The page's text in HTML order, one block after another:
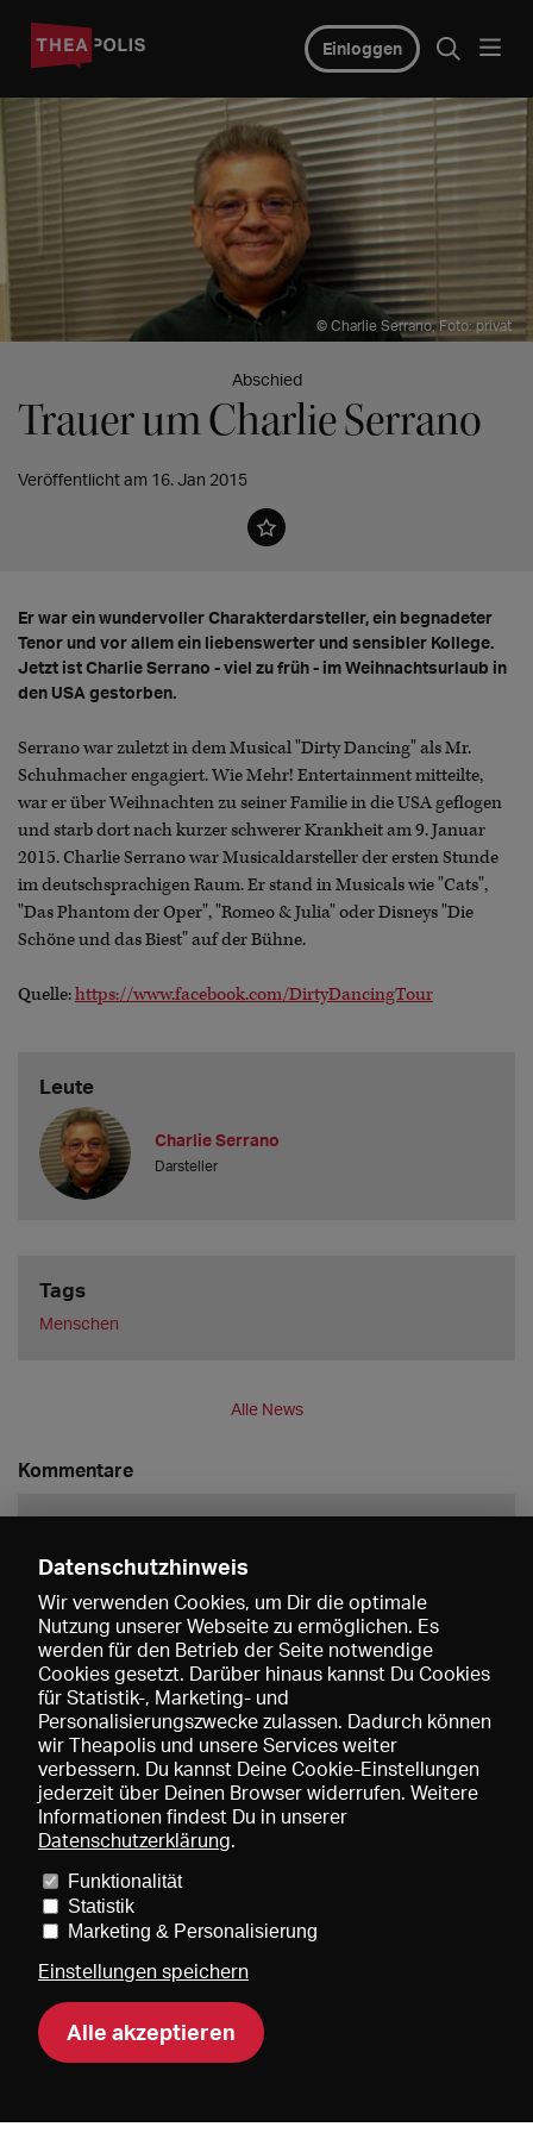
Einloggen
© Charlie Serrano, Foto: privat
Abschied
Trauer um Charlie Serrano
Veröffentlicht am 16. Jan 2015
Er war ein wundervoller Charakterdarsteller, ein begnadeter
Tenor und vor allem ein liebenswerter und sensibler Kollege.
Jetzt ist Charlie Serrano - viel zu früh - im Weihnachtsurlaub in
den USA gestorben.
Serrano war zuletzt in dem Musical "Dirty Dancing" als Mr.
Schuhmacher engagiert. Wie Mehr! Entertainment mitteilte,
war er über Weihnachten zu seiner Familie in die USA geflogen
und starb dort nach kurzer schwerer Krankheit am 9. Januar
2015. Charlie Serrano war Musicaldarsteller der ersten Stunde
im deutschsprachigen Raum. Er stand in Musicals wie "Cats",
"Das Phantom der Oper", "Romeo & Julia" oder Disneys "Die
Schöne und das Biest" auf der Bühne.
Quelle:https://www.facebook.com/DirtyDancingTour
Leute
Charlie Serrano
Darsteller
Tags
Menschen
Alle News
Kommentare
Speichern
Preise und Mitgliedschaften
Mediadaten
Über uns Impressum
DE
Datenschutzhinweis
Wir verwenden Cookies, um Dir die optimale
Nutzung unserer Webseite zu ermöglichen. Es
werden für den Betrieb der Seite notwendige
Cookies gesetzt. Darüber hinaus kannst Du Cookies
für Statistik-, Marketing- und
Personalisierungszwecke zulassen. Dadurch können
wir Theapolis und unsere Services weiter
verbessern. Du kannst Deine Cookie-Einstellungen
jederzeit über Deinen Browser widerrufen. Weitere
Informationen findest Du in unserer
Datenschutzerklärung.
Funktionalität
Statistik
Marketing & Personalisierung
Einstellungen speichern
Alle akzeptieren